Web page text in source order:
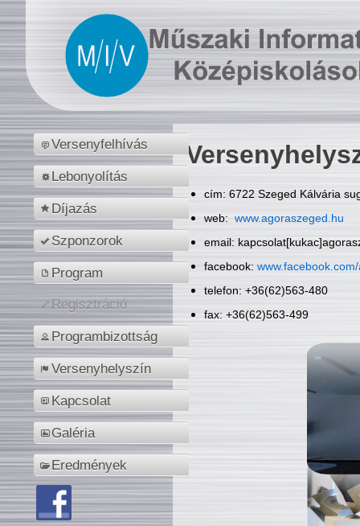
Versenyfelhívás
Lebonyolítás
Díjazás
Szponzorok
Program
Regisztráció
Programbizottság
Versenyhelyszín
Kapcsolat
Galéria
Eredmények
cím: 6722 Szeged Kálvária
web: www.agoraszeged.hu
email:
facebook:
telefon: +36(62)563-480
fax: +36(62)563-499